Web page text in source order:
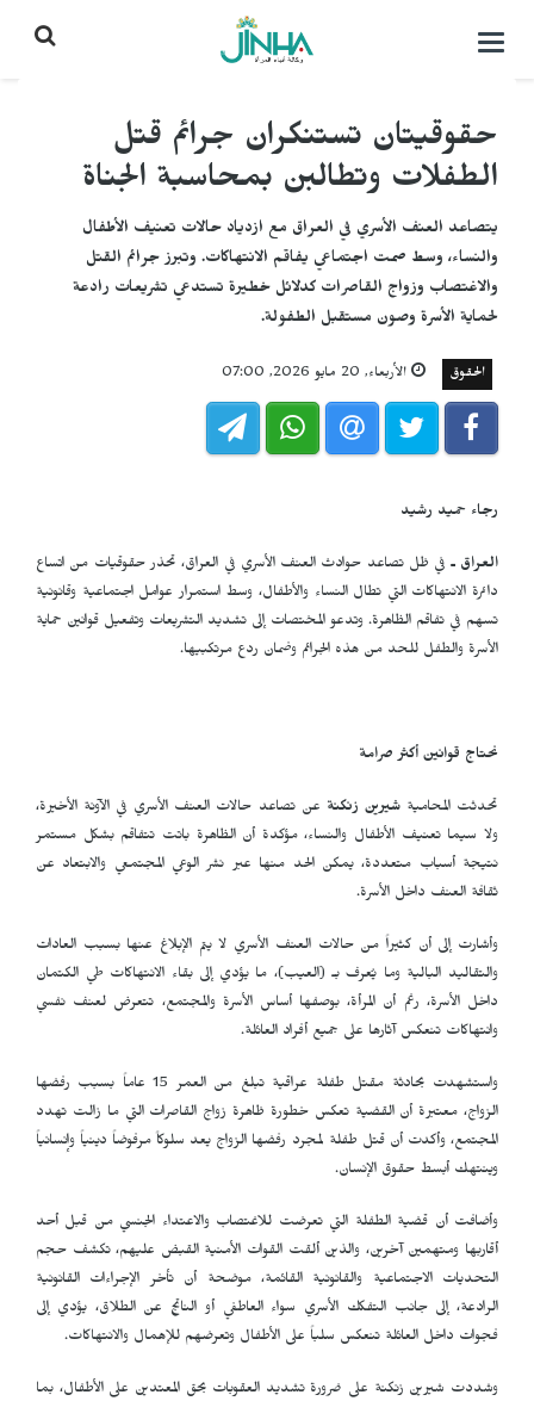
التحكم
حقوقيتان تستنكران جرائم قتل
الطفلات وتطالبن بمحاسبة الجناة
يتصاعد العنف الأسري في العراق مع ازدياد حالات تعنيف الأطفال
والنساء، وسط صمت اجتماعي يفاقم الانتهاكات. وتبرز جرائم القتل
والاغتصاب وزواج القاصرات كدلائل خطيرة تستدعي تشريعات رادعة
لحماية الأسرة وصون مستقبل الطفولة.
الحقوق الأربعاء, 20 مايو 2026, 07:00
رجاء حميد رشيد
العراق ـفي ظل تصاعد حوادث العنف الأسري في العراق، تحذر حقوقيات من اتساع
دائرة الانتهاكات التي تطال النساء والأطفال، وسط استمرار عوامل اجتماعية وقانونية
تسهم في تفاقم الظاهرة. وتدعو المختصات إلى تشديد التشريعات وتفعيل قوانين حماية
الأسرة والطفل للحد من هذه الجرائم وضمان ردع مرتكبيها.
نحتاج قوانين أكثر صرامة
تحدثت المحاميةشيرين زنكنة عن تصاعد حالات العنف الأسري في الآونة الأخيرة،
ولا سيما تعنيف الأطفال والنساء، مؤكدة أن الظاهرة باتت تتفاقم بشكل مستمر
نتيجة أسباب متعددة، يمكن الحد منها عبر نشر الوعي المجتمعي والابتعاد عن
ثقافة العنف داخل الأسرة.
وأشارت إلى أن كثيراً من حالات العنف الأسري لا يتم الإبلاغ عنها بسبب العادات
والتقاليد البالية وما يُعرف بـ (العيب)، ما يؤدي إلى بقاء الانتهاكات طي الكتمان
داخل الأسرة، رغم أن المرأة، بوصفها أساس الأسرة والمجتمع، تتعرض لعنف نفسي
وانتهاكات تنعكس آثارها على جميع أفراد العائلة.
واستشهدت بحادثة مقتل طفلة عراقية تبلغ من العمر 15 عاماً بسبب رفضها
الزواج، معتبرة أن القضية تعكس خطورة ظاهرة زواج القاصرات التي ما زالت تهدد
المجتمع، وأكدت أن قتل طفلة لمجرد رفضها الزواج يعد سلوكاً مرفوضاً دينياً وإنسانياً
وينتهك أبسط حقوق الإنسان.
وأضافت أن قضية الطفلة التي تعرضت للاغتصاب والاعتداء الجنسي من قبل أحد
أقاربها ومتهمين آخرين، والذين ألقت القوات الأمنية القبض عليهم، تكشف حجم
التحديات الاجتماعية والقانونية القائمة، موضحة أن تأخر الإجراءات القانونية
الرادعة، إلى جانب التفكك الأسري سواء العاطفي أو الناتج عن الطلاق، يؤدي إلى
فجوات داخل العائلة تنعكس سلباً على الأطفال وتعرضهم للإهمال والانتهاكات.
وشددت شيرين زنكنة على ضرورة تشديد العقوبات بحق المعتدين على الأطفال، بما